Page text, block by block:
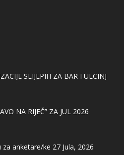
SLIJEPIH ZA BAR I ULCINJ
NA RIJEČ” ZA JUL 2026
za anketare/ke 27 Jula, 2026